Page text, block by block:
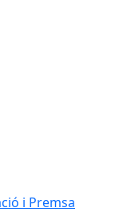
i Premsa